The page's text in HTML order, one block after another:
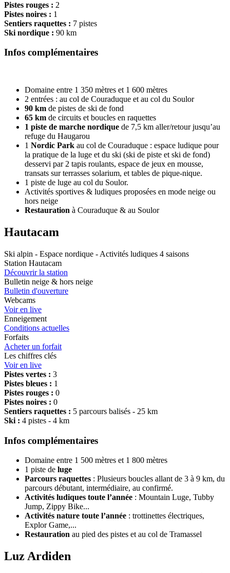
Pistes rouges : 2
Pistes noires : 1
Sentiers raquettes : 7 pistes
Ski nordique : 90 km
Infos complémentaires
Domaine entre 1 350 mètres et 1 600 mètres
2 entrées : au col de Couraduque et au col du Soulor
90 km de pistes de ski de fond
65 km de circuits et boucles en raquettes
1 piste de marche nordique de 7,5 km aller/retour jusqu’au
refuge du Haugarou
1 Nordic Park au col de Couraduque : espace ludique pour
la pratique de la luge et du ski (ski de piste et ski de fond)
desservi par 2 tapis roulants, espace de jeux en mousse,
transats sur terrasses solarium, et tables de pique-nique.
1 piste de luge au col du Soulor.
Activités sportives & ludiques proposées en mode neige ou
hors neige
Restauration à Couraduque & au Soulor
Hautacam
Ski alpin - Espace nordique - Activités ludiques 4 saisons
Station Hautacam
Découvrir la station
Bulletin neige & hors neige
Bulletin d'ouverture
Webcams
Voir en live
Enneigement
Conditions actuelles
Forfaits
Acheter un forfait
Les chiffres clés
Voir en live
Pistes vertes : 3
Pistes bleues : 1
Pistes rouges : 0
Pistes noires : 0
Sentiers raquettes : 5 parcours balisés - 25 km
Ski : 4 pistes - 4 km
Infos complémentaires
Domaine entre 1 500 mètres et 1 800 mètres
1 piste de luge
Parcours raquettes : Plusieurs boucles allant de 3 à 9 km, du
parcours débutant, intermédiaire, au confirmé.
Activités ludiques toute l’année : Mountain Luge, Tubby
Jump, Zippy Bike...
Activités nature toute l’année : trottinettes électriques,
Explor Game,...
Restauration au pied des pistes et au col de Tramassel
Luz Ardiden